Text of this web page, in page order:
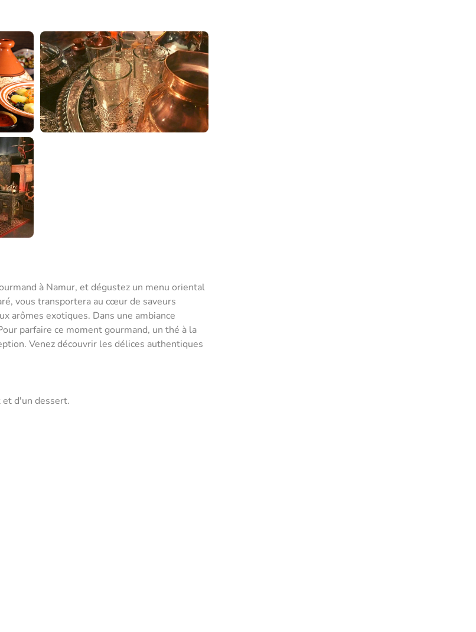
à Namur, et dégustez un menu oriental
vous transportera au cœur de saveurs
arômes exotiques. Dans une ambiance
parfaire ce moment gourmand, un thé à la
Venez découvrir les délices authentiques
d'un dessert.